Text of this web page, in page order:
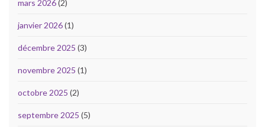
mars 2026(2)
janvier 2026(1)
décembre 2025 (3)
novembre 2025 (1)
octobre 2025 (2)
septembre 2025 (5)